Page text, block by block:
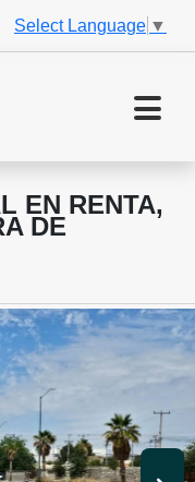
Select Language ▼
EN RENTA,
DE